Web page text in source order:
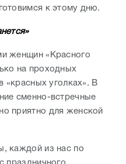
к этому дню.
женщин «Красного
на проходных
«красных уголках». В
сменно-встречные
приятно для женской
каждой из нас по